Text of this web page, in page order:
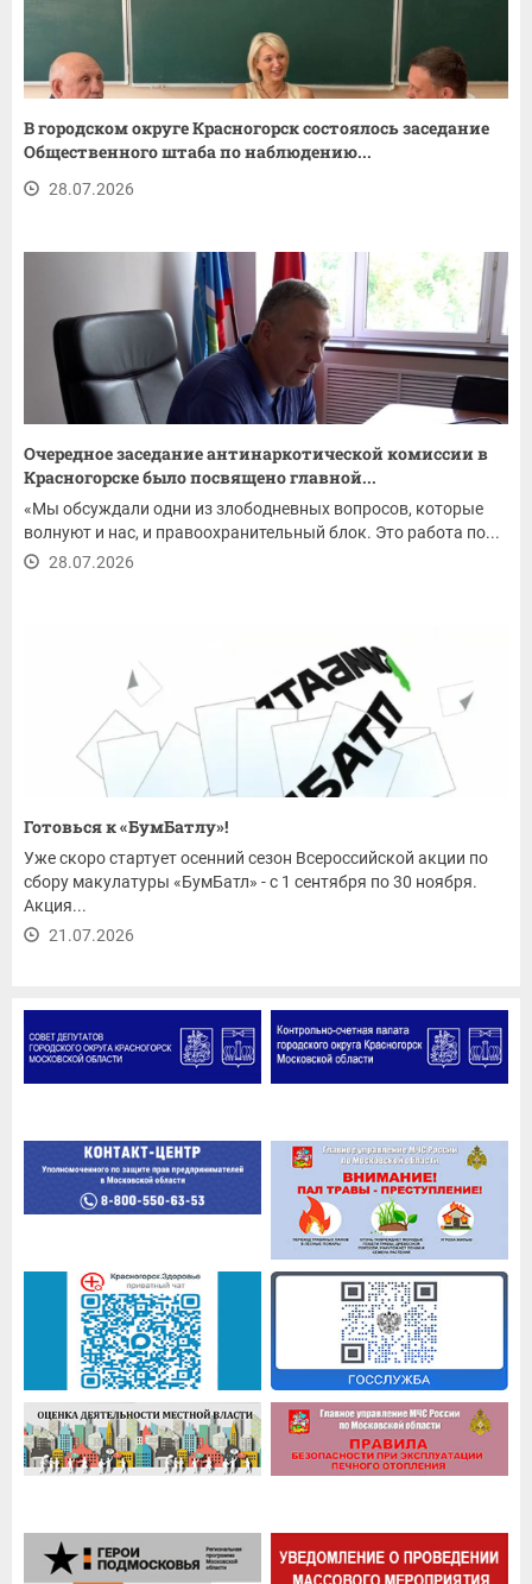
В городском округе Красногорск состоялось заседание
Общественного штаба по наблюдению...
28.07.2026
Очередное заседание антинаркотической комиссии в
Красногорске было посвящено главной...
«Мы обсуждали одни из злободневных вопросов, которые
волнуют и нас, и правоохранительный блок. Это работа по...
28.07.2026
Готовься к «БумБатлу»!
Уже скоро стартует осенний сезон Всероссийской акции по
сбору макулатуры «БумБатл» - с 1 сентября по 30 ноября.
Акция...
21.07.2026